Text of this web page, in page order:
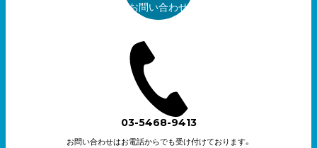
お問い合わせ
03-5468-9413
お問い合わせはお電話からでも受け付けております。